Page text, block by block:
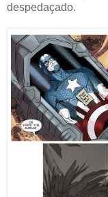
despedaçado.